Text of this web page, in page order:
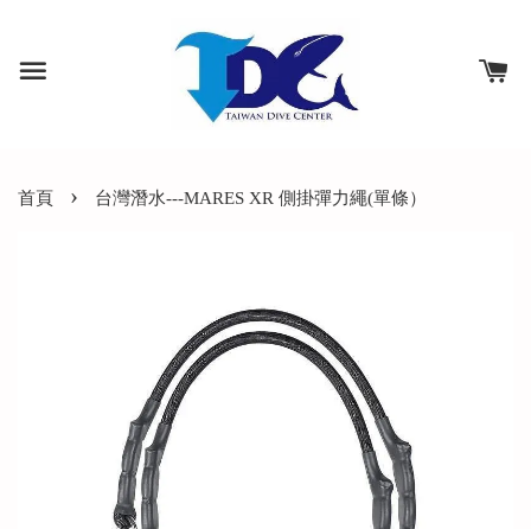
首頁 › 台灣潛水---MARES‭ XR 側掛彈⼒繩(單條）